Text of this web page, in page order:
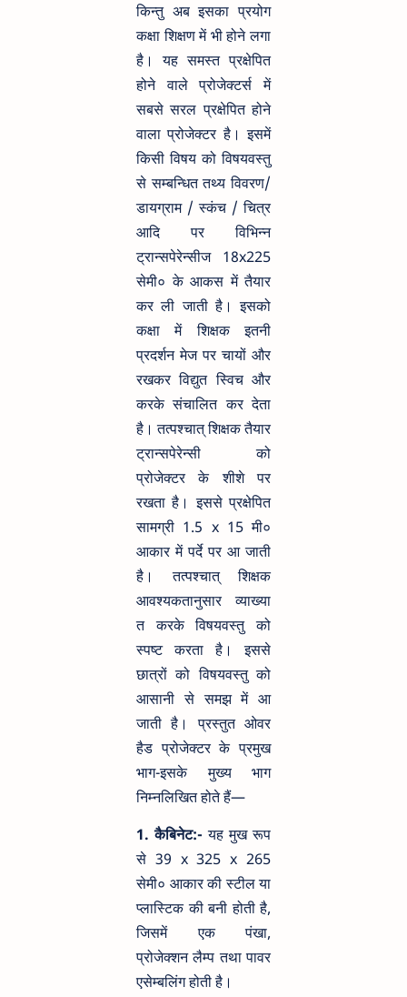
किन्तु अब इसका प्रयोग
कक्षा शिक्षण में भी होने लगा
है। यह समस्त प्रक्षेपित
होने वाले प्रोजेक्टर्स में
सबसे सरल प्रक्षेपित होने
वाला प्रोजेक्टर है। इसमें
किसी विषय को विषयवस्तु
से सम्बन्धित तथ्य विवरण/
डायग्राम / स्कंच / चित्र
आदि पर विभिन्न
ट्रान्सपेरेन्सीज 18x225
सेमी० के आकस में तैयार
कर ली जाती है। इसको
कक्षा में शिक्षक इतनी
प्रदर्शन मेज पर चायों और
रखकर विद्युत स्विच और
करके संचालित कर देता
है। तत्पश्चात् शिक्षक तैयार
ट्रान्सपेरेन्सी को
प्रोजेक्टर के शीशे पर
रखता है। इससे प्रक्षेपित
सामग्री 1.5 x 15 मी०
आकार में पर्दे पर आ जाती
है। तत्पश्चात् शिक्षक
आवश्यकतानुसार व्याख्या
त करके विषयवस्तु को
स्पष्ट करता है। इससे
छात्रों को विषयवस्तु को
आसानी से समझ में आ
जाती है। प्रस्तुत ओवर
हैड प्रोजेक्टर के प्रमुख
भाग-इसके मुख्य भाग
निम्नलिखित होते हैं—
1. कैबिनेट:- यह मुख रूप
से 39 x 325 x 265
सेमी० आकार की स्टील या
प्लास्टिक की बनी होती है,
जिसमें एक पंखा,
प्रोजेक्शन लैम्प तथा पावर
एसेम्बलिंग होती है।